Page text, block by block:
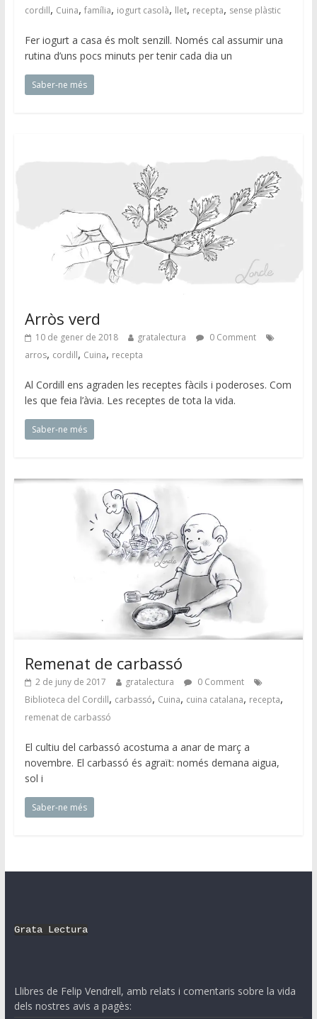
cordill, Cuina, família, iogurt casolà, llet, recepta, sense plàstic
Fer iogurt a casa és molt senzill. Només cal assumir una
rutina d’uns pocs minuts per tenir cada dia un
Saber-ne més
Arròs verd
10 de gener de 2018 gratalectura
0 Comment
arros, cordill, Cuina, recepta
Al Cordill ens agraden les receptes fàcils i poderoses. Com
les que feia l’àvia. Les receptes de tota la vida.
Saber-ne més
Remenat de carbassó
2 de juny de 2017 gratalectura
0 Comment
Biblioteca del Cordill, carbassó, Cuina, cuina catalana, recepta,
remenat de carbassó
El cultiu del carbassó acostuma a anar de març a
novembre. El carbassó és agraït: només demana aigua,
sol i
Saber-ne més
Grata Lectura
Llibres de Felip Vendrell, amb relats i comentaris sobre la vida
dels nostres avis a pagès: